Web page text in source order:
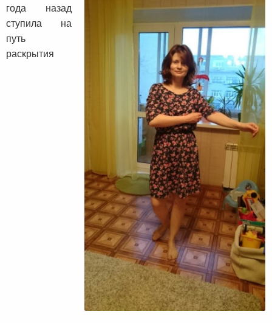
года назад
ступила на
путь
раскрытия